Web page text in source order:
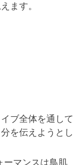
ます。
ブ全体を通して
を伝えようとし
ーマンスは鳥肌